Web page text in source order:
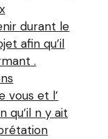
durant le
afin qu’il
.
vous et l’
qu’il n y ait